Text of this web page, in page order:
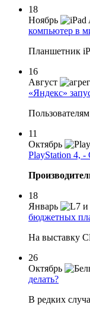
18
Ноябрь
компьютер в
Планшетник
16
Август
«Яндекс»
11
Октябрь
PlayStation 4,
18
Январь
бюджетных
На выставку
26
Октябрь
делать?
В редких